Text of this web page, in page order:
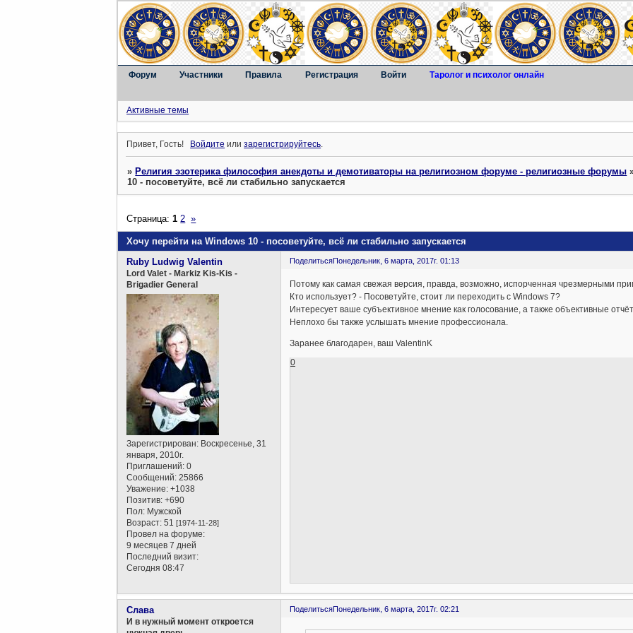
Форум Участники Правила Регистрация Войти Таролог и психолог онлайн
Активные темы
Привет, Гость! Войдите илизарегистрируйтесь.
»Религия эзотерика философия анекдоты и демотиваторы на религиозном форуме - религиозные форумы
10 - посоветуйте, всё ли стабильно запускается
Хочу перейти на Windows 10 - посоветуйте, всё ли стабильно запускается
Страница:1 2 »
ПоделитьсяПонедельник, 6 марта, 2017г. 01:13
Ruby Ludwig Valentin
Lord Valet - Markiz Kis-Kis -
Brigadier General
Зарегистрирован: Воскресенье, 31
января, 2010г.
Приглашений: 0
Сообщений: 25866
Уважение: +1038
Позитив: +690
Пол: Мужской
Возраст: 51[1974-11-28]
Провел на форуме:
9 месяцев 7 дней
Последний визит:
Сегодня 08:47
Потому как самая свежая версия, правда, возможно, испорченная чрезмерными
Кто использует? - Посоветуйте, стоит ли переходить с Windows 7?
Интересует ваше субъективное мнение как голосование, а также объективные
Неплохо бы также услышать мнение профессионала.
Заранее благодарен, ваш ValentinK
0
ПоделитьсяПонедельник, 6 марта, 2017г. 02:21
Слава
И в нужный момент откроется